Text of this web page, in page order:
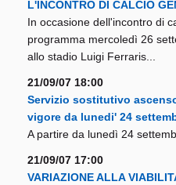
L'INCONTRO DI CALCIO
In occasione dell'incontro di
programma mercoledì 26
allo stadio Luigi Ferraris...
21/09/07 18:00
Servizio sostitutivo
vigore da lunedi' 24
A partire da lunedì 24
21/09/07 17:00
VARIAZIONE ALLA